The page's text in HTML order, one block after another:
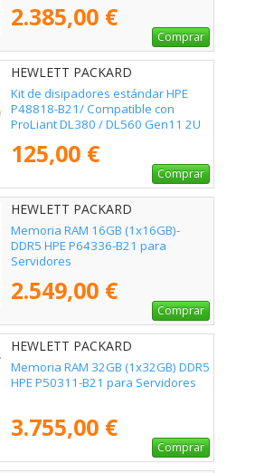
2.385,00 €
Comprar
HEWLETT PACKARD
ENTERPRISE - P48818-B21
Kit de disipadores estándar HPE
P48818-B21/ Compatible con
ProLiant DL380 / DL560 Gen11 2U
125,00 €
Comprar
HEWLETT PACKARD
ENTERPRISE - P64336-B21
Memoria RAM 16GB (1x16GB)-
DDR5 HPE P64336-B21 para
Servidores
2.549,00 €
Comprar
HEWLETT PACKARD
ENTERPRISE - P50311-B21
Memoria RAM 32GB (1x32GB) DDR5
HPE P50311-B21 para Servidores
3.755,00 €
Comprar